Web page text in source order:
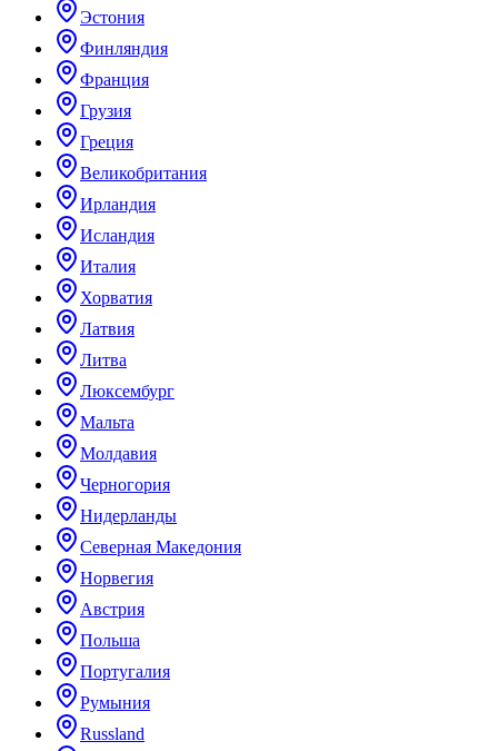
Эстония
Финляндия
Франция
Грузия
Греция
Великобритания
Ирландия
Исландия
Италия
Хорватия
Латвия
Литва
Люксембург
Мальта
Молдавия
Черногория
Нидерланды
Северная Македония
Норвегия
Австрия
Польша
Португалия
Румыния
Russland